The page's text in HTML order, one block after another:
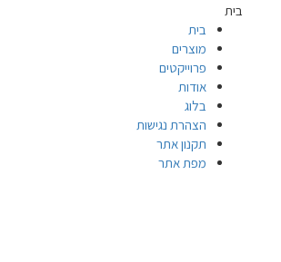
בית
בית
מוצרים
פרוייקטים
אודות
בלוג
הצהרת נגישות
תקנון אתר
מפת אתר